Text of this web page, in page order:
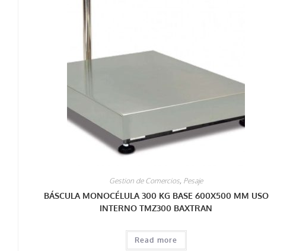
Gestion de Comercios, Pesaje
BÁSCULA MONOCÉLULA 300 KG BASE 600X500 MM USO
INTERNO TMZ300 BAXTRAN
Read more